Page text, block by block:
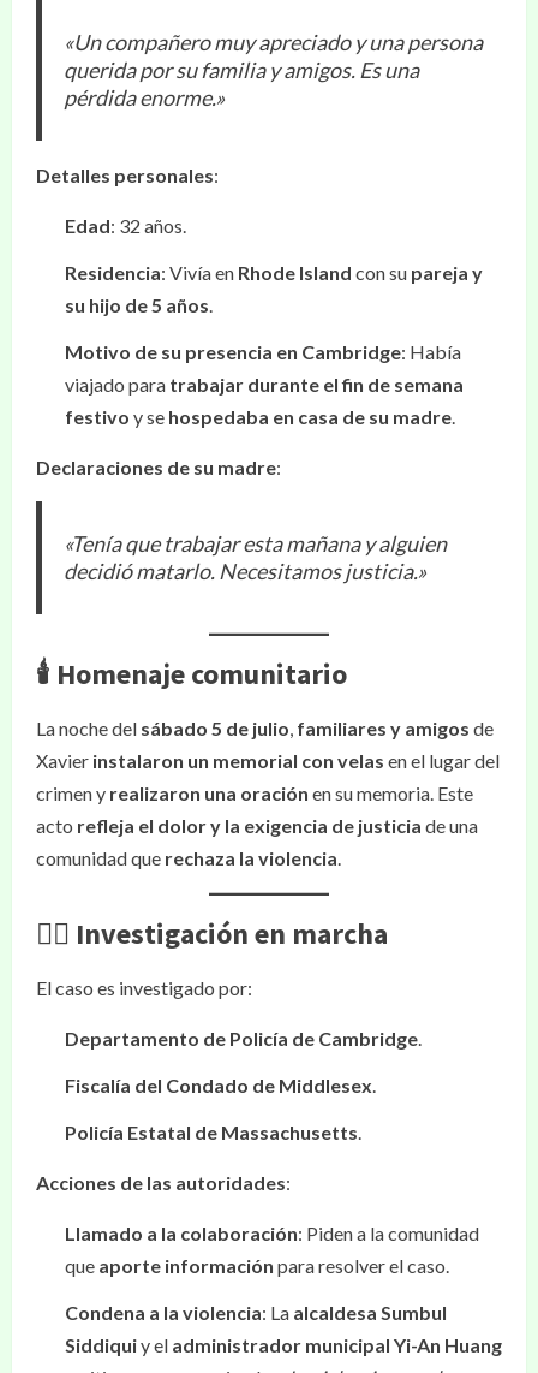
«Un compañero muy apreciado y una persona
querida por su familia y amigos. Es una
pérdida enorme.»
Detalles personales:
Edad: 32 años.
Residencia: Vivía en Rhode Island con su pareja y
su hijo de 5 años.
Motivo de su presencia en Cambridge: Había
viajado para trabajar durante el fin de semana
festivo y se hospedaba en casa de su madre.
Declaraciones de su madre:
«Tenía que trabajar esta mañana y alguien
decidió matarlo. Necesitamos justicia.»
🕯️ Homenaje comunitario
La noche del sábado 5 de julio, familiares y amigos de
Xavier instalaron un memorial con velas en el lugar del
crimen y realizaron una oración en su memoria. Este
acto refleja el dolor y la exigencia de justicia de una
comunidad que rechaza la violencia.
🕵️‍♂️ Investigación en marcha
El caso es investigado por:
Departamento de Policía de Cambridge.
Fiscalía del Condado de Middlesex.
Policía Estatal de Massachusetts.
Acciones de las autoridades:
Llamado a la colaboración: Piden a la comunidad
que aporte información para resolver el caso.
Condena a la violencia: La alcaldesa Sumbul
Siddiquiy el administrador municipal Yi-An Huang